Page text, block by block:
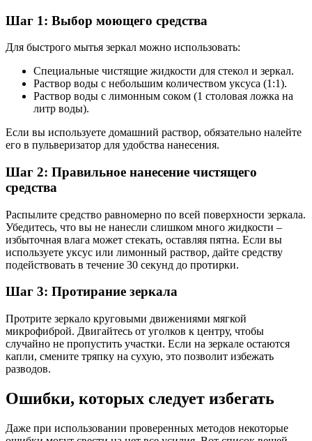
Шаг 1: Выбор моющего средства
Для быстрого мытья зеркал можно использовать:
Специальные чистящие жидкости для стекол и зеркал.
Раствор воды с небольшим количеством уксуса (1:1).
Раствор воды с лимонным соком (1 столовая ложка на
литр воды).
Если вы используете домашний раствор, обязательно налейте
его в пульверизатор для удобства нанесения.
Шаг 2: Правильное нанесение чистящего
средства
Распылите средство равномерно по всей поверхности зеркала.
Убедитесь, что вы не нанесли слишком много жидкости –
избыточная влага может стекать, оставляя пятна. Если вы
используете уксус или лимонный раствор, дайте средству
подействовать в течение 30 секунд до протирки.
Шаг 3: Протирание зеркала
Протрите зеркало круговыми движениями мягкой
микрофиброй. Двигайтесь от уголков к центру, чтобы
случайно не пропустить участки. Если на зеркале остаются
капли, смените тряпку на сухую, это позволит избежать
разводов.
Ошибки, которых следует избегать
Даже при использовании проверенных методов некоторые